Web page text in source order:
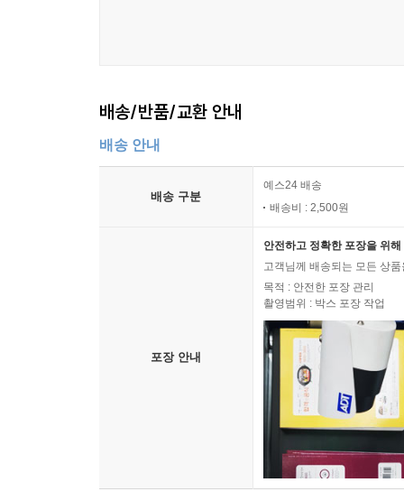
배송/반품/교환 안내
배송 안내
배송 구분
예스24 배송
배송비 : 2,500원
포장 안내
안전하고 정확한 포장을 위
고객님께 배송되는 모든 상
목적 : 안전한 포장 관리
촬영범위 : 박스 포장 작업